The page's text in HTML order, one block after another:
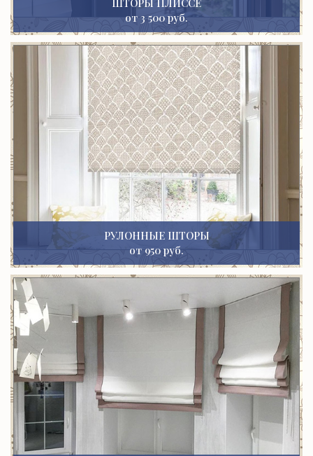
от 3 500 руб.
РУЛОННЫЕ ШТОРЫ
от 950 руб.